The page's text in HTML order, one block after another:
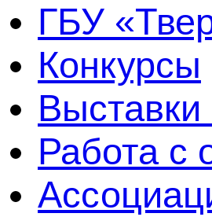
ГБУ
Конкурсы
Работа с